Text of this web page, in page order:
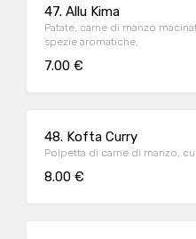
47. Allu Kima
Patate, carne di manzo
spezie aromatiche,
7.00 €
48. Kofta Curry
Polpetta di carne di manzo,
8.00 €